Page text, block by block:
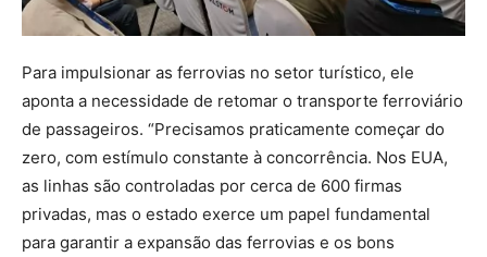
Para impulsionar as ferrovias no setor turístico, ele
aponta a necessidade de retomar o transporte ferroviário
de passageiros. “Precisamos praticamente começar do
zero, com estímulo constante à concorrência. Nos EUA,
as linhas são controladas por cerca de 600 firmas
privadas, mas o estado exerce um papel fundamental
para garantir a expansão das ferrovias e os bons